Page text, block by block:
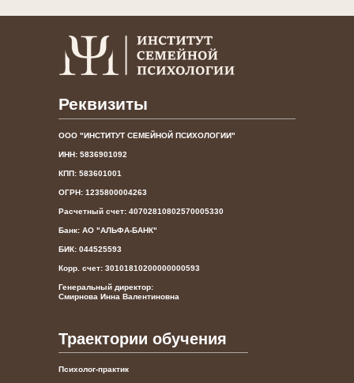
Реквизиты
ООО "ИНСТИТУТ СЕМЕЙНОЙ ПСИХОЛОГИИ"
ИНН: 5836901092
КПП: 583601001
ОГРН: 1235800004263
Расчетный счет: 40702810802570005330
Банк: АО "АЛЬФА-БАНК"
БИК: 044525593
Корр. счет: 30101810200000000593
Генеральный директор:
Смирнова Инна Валентиновна
Траектории обучения
Психолог-практик